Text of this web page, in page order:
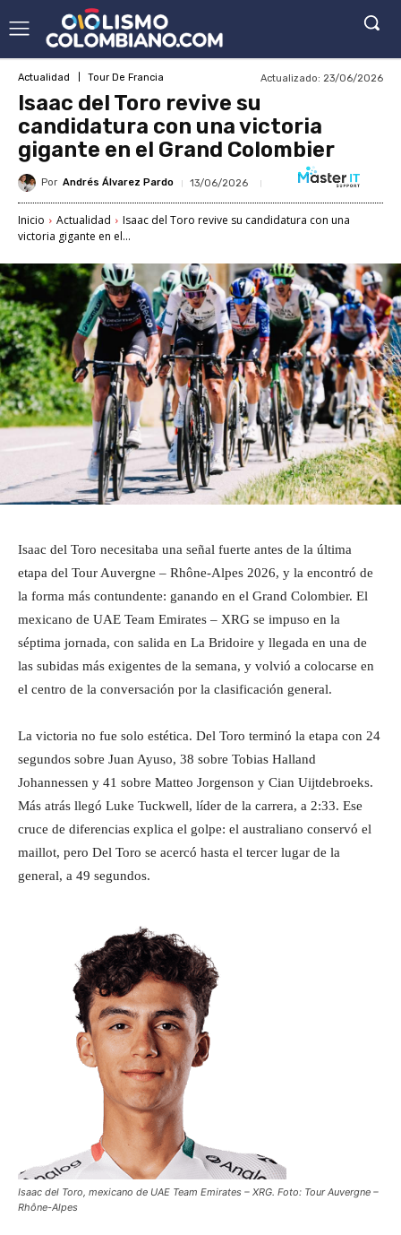
Actualidad Tour De Francia Actualizado: 23/06/2026
Isaac del Toro revive su
candidatura con una victoria
gigante en el Grand Colombier
Por Andrés Álvarez Pardo 13/06/2026
Inicio Actualidad
Isaac del Toro revive su candidatura con una
victoria gigante en el...
Isaac del Toro necesitaba una señal fuerte antes de la última
etapa del Tour Auvergne – Rhône-Alpes 2026, y la encontró de
la forma más contundente: ganando en el Grand Colombier. El
mexicano de UAE Team Emirates – XRG se impuso en la
séptima jornada, con salida en La Bridoire y llegada en una de
las subidas más exigentes de la semana, y volvió a colocarse en
el centro de la conversación por la clasificación general.
La victoria no fue solo estética. Del Toro terminó la etapa con 24
segundos sobre Juan Ayuso, 38 sobre Tobias Halland
Johannessen y 41 sobre Matteo Jorgenson y Cian Uijtdebroeks.
Más atrás llegó Luke Tuckwell, líder de la carrera, a 2:33. Ese
cruce de diferencias explica el golpe: el australiano conservó el
maillot, pero Del Toro se acercó hasta el tercer lugar de la
general, a 49 segundos.
Isaac del Toro, mexicano de UAE Team Emirates – XRG. Foto: Tour Auvergne –
Rhône-Alpes